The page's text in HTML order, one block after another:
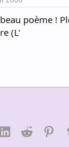
poème !
(L'
LinkedInReddit